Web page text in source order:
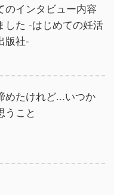
のインタビュー内容
した -はじめての妊活
版社-
めたけれど...いつか
うこと